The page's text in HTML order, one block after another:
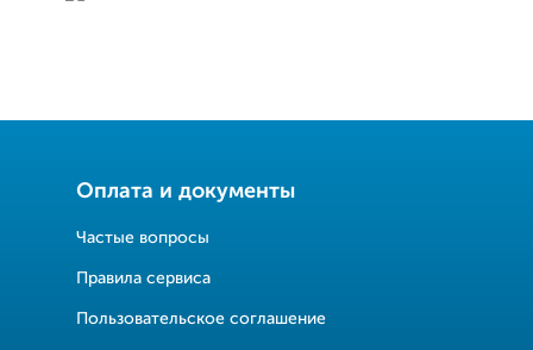
Оплата и документы
Частые вопросы
Правила сервиса
Пользовательское соглашение